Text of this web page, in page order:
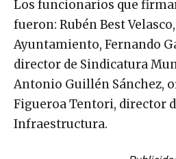
Los funcionarios que
fueron: Rubén Best
Ayuntamiento, Fernando
director de Sindicatura
Antonio Guillén Sánchez,
Figueroa Tentori, director
Infraestructura.